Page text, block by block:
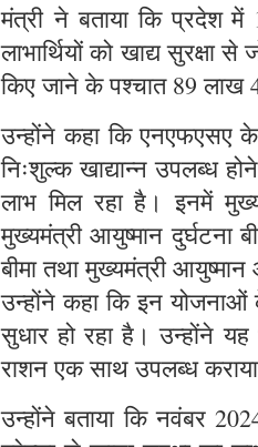
मंत्री ने बताया कि प्रदेश
लाभार्थियों को खाद्य सुरक्षा
किए जाने के पश्चात 89 लाख
उन्होंने कहा कि एनएफएसए के
निःशुल्क खाद्यान्न उपलब्ध
लाभ मिल रहा है। इनमें
मुख्यमंत्री आयुष्मान दुर्घटना
बीमा तथा मुख्यमंत्री
उन्होंने कहा कि इन
सुधार हो रहा है। उन्होंने यह
राशन एक साथ उपलब्ध
उन्होंने बताया कि नवंबर